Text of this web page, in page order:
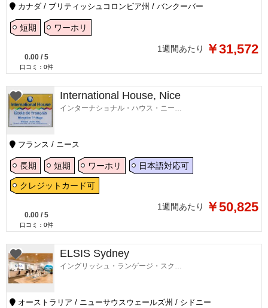
カナダ / ブリティッシュコロンビア州 / バンクーバー
短期 ワーホリ
0.00 / 5
口コミ： 0件
1週間あたり ￥31,572
International House, Nice
インターナショナル・ハウス・ニース校
フランス / ニース
長期 短期 ワーホリ 日本語対応可
クレジットカード可
0.00 / 5
口コミ： 0件
1週間あたり ￥50,825
ELSIS Sydney
イングリッシュ・ランゲージ・スクール・イン・シドニー
オーストラリア / ニューサウスウェールズ州 / シドニー